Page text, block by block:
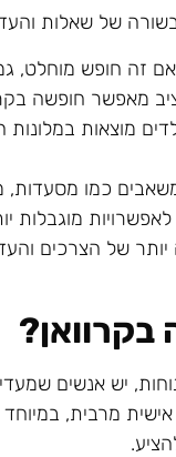
של שאלות
זה חופש מוחלט,
מאפשר חופשה
מוצאות
כמו מסעדות,
מוגבלות
של הצרכים
?
יש אנשים
מרבית,